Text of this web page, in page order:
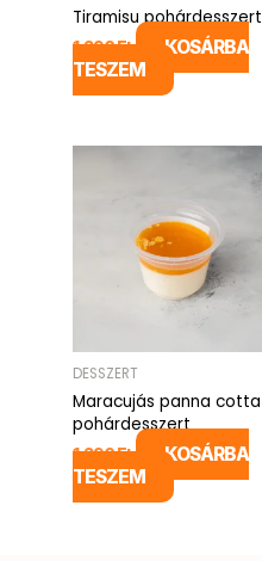
Tiramisu pohárdesszert
1.290Ft
KOSÁRBA
TESZEM
DESSZERT
Maracujás panna cotta
pohárdesszert
1.290Ft
KOSÁRBA
TESZEM